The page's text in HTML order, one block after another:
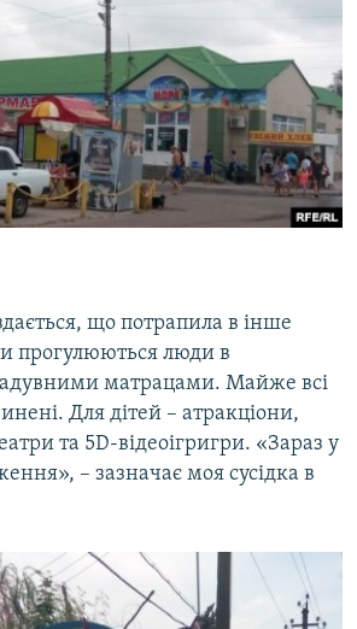
що потрапила в інше
прогулюються люди в
матрацами. Майже всі
Для дітей – атракціони,
та 5D-відеоігригри. «Зараз у
– зазначає моя сусідка в